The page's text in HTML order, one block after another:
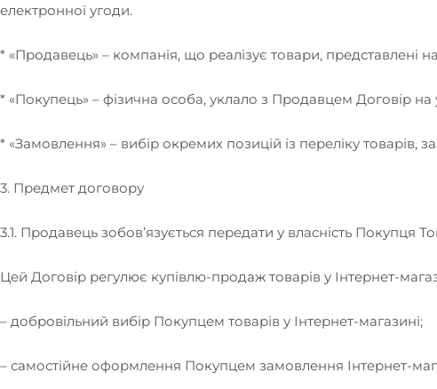
електронної угоди.
* «Продавець» – компанія, що реалізує товари, представлені
* «Покупець» – фізична особа, уклало з Продавцем Договір
* «Замовлення» – вибір окремих позицій із переліку
3. Предмет договору
3.1. Продавець зобов’язується передати у власність Покупця
Цей Договір регулює купівлю-продаж товарів у Інтернет-
– добровільний вибір Покупцем товарів у Інтернет-магазині;
– самостійне оформлення Покупцем замовлення Інтернет-